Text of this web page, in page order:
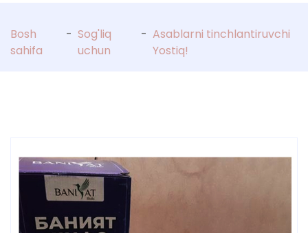
Bosh
sahifa
- Sog'liq
uchun
- Asablarni tinchlantiruvchi
Yostiq!